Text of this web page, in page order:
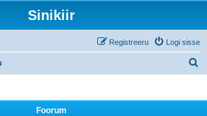
Sinikiir
Logi sisse
Registreeru
Foorum